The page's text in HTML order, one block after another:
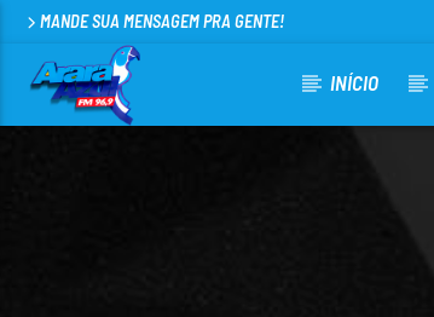
MANDE SUA MENSAGEM PRA GENTE!
INÍCIO